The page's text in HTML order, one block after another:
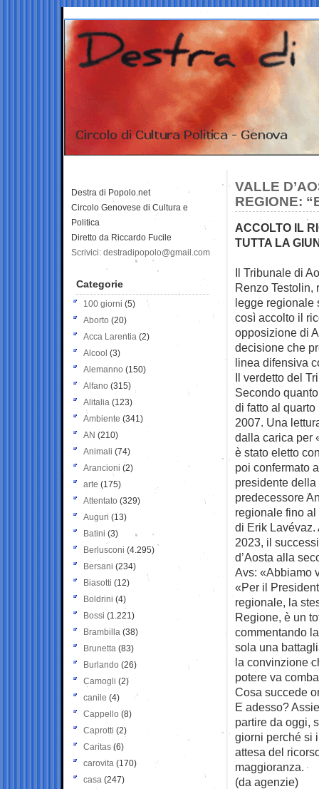
VALLE
REGIONE:
ACCOLTO IL
TUTTA LA
Il Tribunale di
Renzo Testolin,
legge regionale
così accolto il
opposizione di
decisione che
linea difensiva
Il verdetto del
Secondo
di fatto al
2007. Una
dalla carica per
è stato eletto
poi confermato
presidente
predecessore
regionale fino
di Erik
2023, il
d’Aosta alla
Avs: «Abbiamo
«Per il
regionale, la
Regione, è un
commentando
sola una
la convinzione
potere va
Cosa succede
E adesso?
partire da oggi,
giorni perché si
attesa del
maggioranza.
(da agenzie)
Destra di Popolo.net
Circolo Genovese di Cultura e
Politica
Diretto da Riccardo Fucile
Scrivici: destradipopolo@gmail.com
Categorie
100 giorni (5)
Aborto (20)
Acca Larentia (2)
Alcool (3)
Alemanno (150)
Alfano (315)
Alitalia (123)
Ambiente (341)
AN (210)
Animali (74)
Arancioni (2)
arte (175)
Attentato (329)
Auguri (13)
Batini (3)
Berlusconi (4.295)
Bersani (234)
Biasotti (12)
Boldrini (4)
Bossi (1.221)
Brambilla (38)
Brunetta (83)
Burlando (26)
Camogli (2)
canile (4)
Cappello (8)
Caprotti (2)
Caritas (6)
carovita (170)
casa (247)